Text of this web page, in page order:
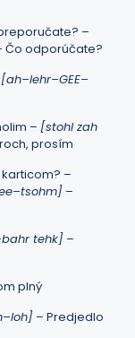
–
Čo odporúčate?
[ah–lehr–GEE–
– [stohl zah
prosím
–
–
tehk] –
plný
– Predjedlo